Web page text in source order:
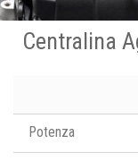
Centralina
Potenza